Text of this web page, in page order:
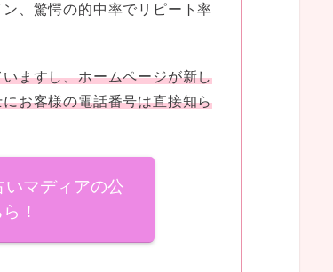
、驚愕の的中率でリピート率
ますし、ホームページが新し
お客様の電話番号は直接知ら
マディアの公
！